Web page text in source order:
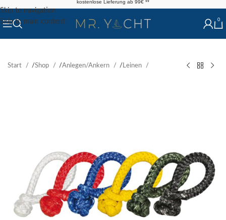
Skip to navigation
Skip to main content
kostenlose Lieferung ab 99€ **
0
Start /Shop /Anlegen/Ankern / Leinen